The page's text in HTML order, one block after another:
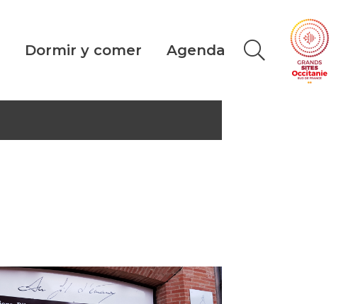
Dormir y comer Agenda